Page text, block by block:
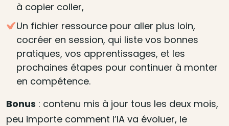
à copier coller,
Un fichier ressource pour aller plus loin,
cocréer en session, qui liste vos bonnes
pratiques, vos apprentissages, et les
prochaines étapes pour continuer à monter
en compétence.
Bonus : contenu mis à jour tous les deux mois,
peu importe comment l’IA va évoluer, le